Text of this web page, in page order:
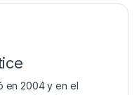
en 2004 y en el